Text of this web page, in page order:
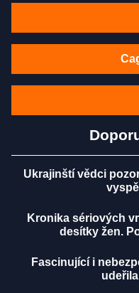
Ukrajinští vědci
Kronika sériových
desítky žen.
Fascinující i